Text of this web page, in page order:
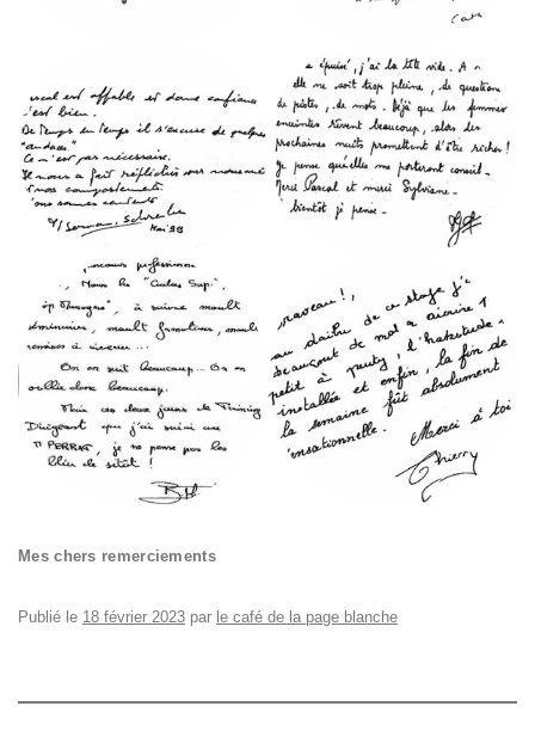
Mes chers remerciements
Publié le 18 février 2023 par le café de la page blanche